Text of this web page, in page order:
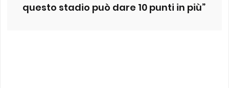
questo stadio può dare 10 punti in più”